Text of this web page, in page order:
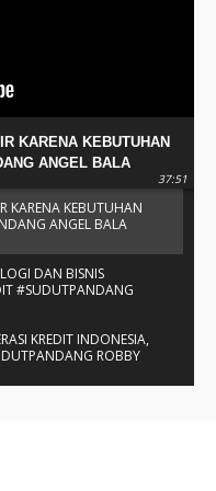
KARENA KEBUTUHAN
ANGEL BALA
37:51
KARENA KEBUTUHAN
ANGEL BALA
DAN BISNIS
#SUDUTPANDANG
KREDIT INDONESIA,
ROBBY
SMP KATOLIK